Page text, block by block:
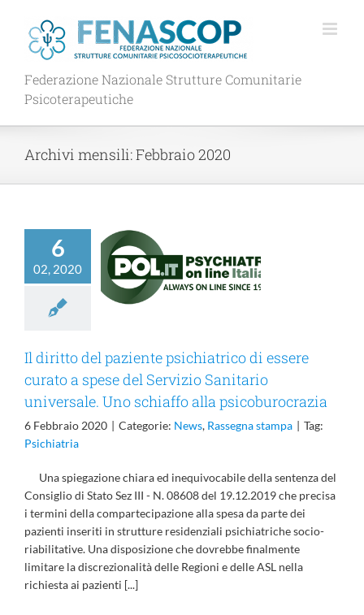
contenuto
Federazione Nazionale Strutture Comunitarie
Psicoterapeutiche
Archivi mensili:Febbraio 2020
6
02, 2020
del paziente
di
curato a
del Servizio
universale.
alla
Il diritto del paziente psichiatrico di essere
curato a spese del Servizio Sanitario
universale. Uno schiaffo alla psicoburocrazia
6 Febbraio 2020 | Categorie: News, Rassegna stampa | Tag:
Psichiatria
Una spiegazione chiara ed inequivocabile della sentenza del
Consiglio di Stato Sez III - N. 08608 del 19.12.2019 che precisa
i termini della compartecipazione alla spesa da parte dei
pazienti inseriti in strutture residenziali psichiatriche socio-
riabilitative. Una disposizione che dovrebbe finalmente
limitare la discrezionalità delle Regioni e delle ASL nella
richiesta ai pazienti [...]